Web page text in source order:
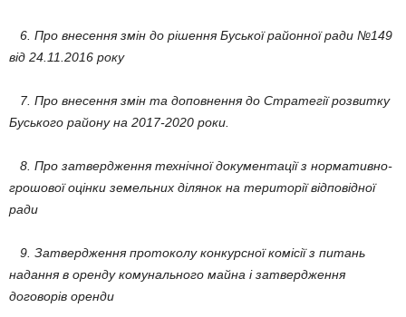
6. Про внесення змін до рішення Буської районної ради №149
від 24.11.2016 року
7. Про внесення змін та доповнення до Стратегії розвитку
Буського району на 2017-2020 роки.
8. Про затвердження технічної документації з нормативно-
грошової оцінки земельних ділянок на території відповідної
ради
9. Затвердження протоколу конкурсної комісії з питань
надання в оренду комунального майна і затвердження
договорів оренди